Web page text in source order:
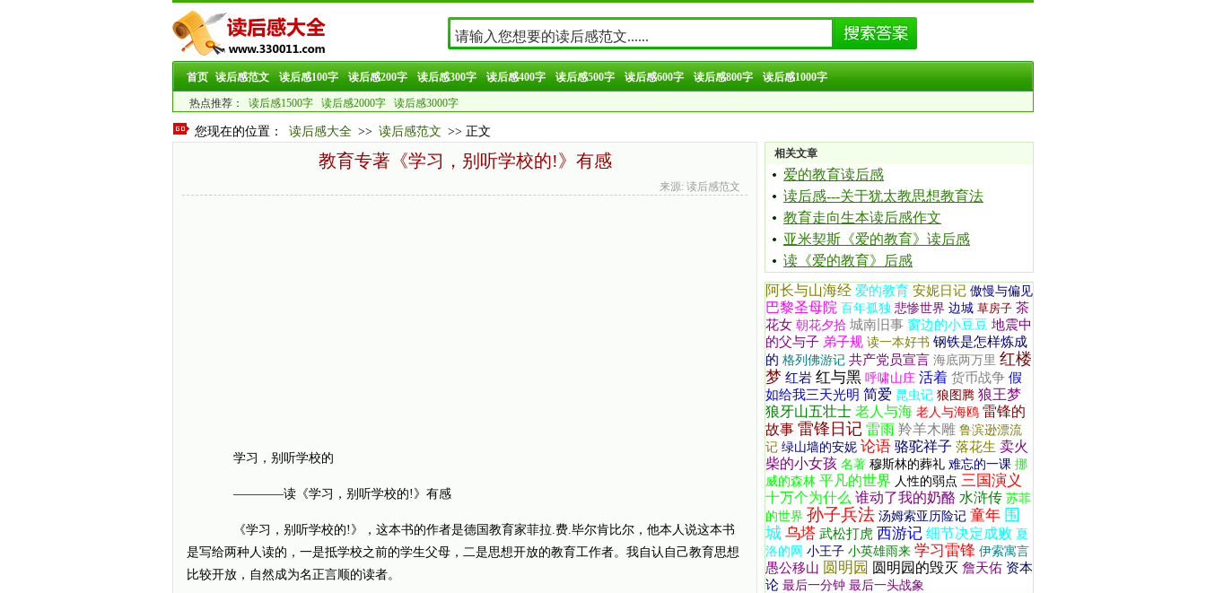
首页 读后感范文 读后感100字 读后感200字 读后感300字 读后感400字 读后感500字 读后感600字 读后感800字 读后感1000字
热点推荐： 读后感1500字 读后感2000字 读后感3000字
您现在的位置： 读后感大全 >> 读后感范文 >> 正文
教育专著《学习，别听学校的!》有感
来源: 读后感范文
学习，别听学校的
————读《学习，别听学校的!》有感
《学习，别听学校的!》，这本书的作者是德国教育家菲拉.费.毕尔肯比尔，他本人说这本书
是写给两种人读的，一是抵学校之前的学生父母，二是思想开放的教育工作者。我自认自己教育思想
比较开放，自然成为名正言顺的读者。
相关文章
爱的教育读后感
读后感---关于犹太教思想教育法
教育走向生本读后感作文
亚米契斯《爱的教育》读后感
读《爱的教育》后感
阿长与山海经 爱的教育 安妮日记 傲慢与偏见
巴黎圣母院 百年孤独 悲惨世界 边城 草房子 茶
花女 朝花夕拾 城南旧事 窗边的小豆豆 地震中
的父与子 弟子规 读一本好书 钢铁是怎样炼成
的 格列佛游记 共产党员宣言 海底两万里 红楼
梦 红岩 红与黑 呼啸山庄 活着 货币战争 假
如给我三天光明 简爱 昆虫记 狼图腾 狼王梦
狼牙山五壮士 老人与海 老人与海鸥 雷锋的
故事 雷锋日记 雷雨 羚羊木雕 鲁滨逊漂流
记 绿山墙的安妮 论语 骆驼祥子 落花生 卖火
柴的小女孩 名著 穆斯林的葬礼 难忘的一课 挪
威的森林 平凡的世界 人性的弱点 三国演义
十万个为什么 谁动了我的奶酪 水浒传 苏菲
的世界 孙子兵法 汤姆索亚历险记 童年 围
城 乌塔 武松打虎 西游记 细节决定成败 夏
洛的网 小王子 小英雄雨来 学习雷锋 伊索寓言
愚公移山 圆明园 圆明园的毁灭 詹天佑 资本
论 最后一分钟 最后一头战象